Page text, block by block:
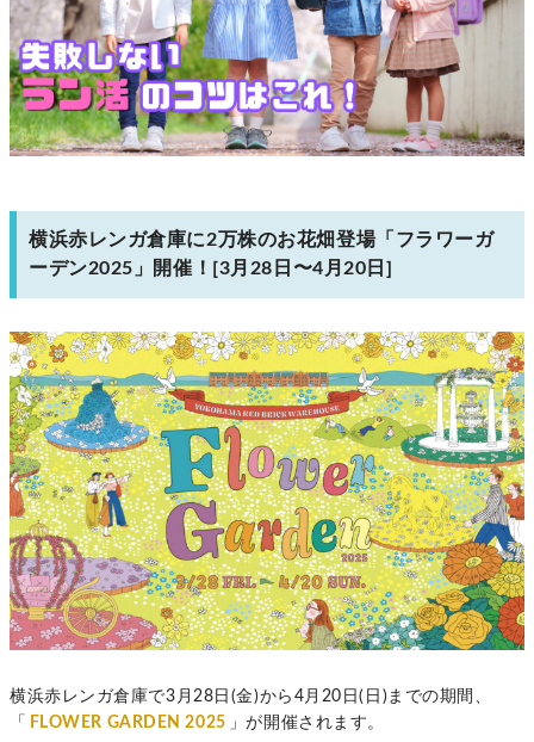
横浜赤レンガ倉庫に2万株のお花畑登場「フラワーガ
ーデン2025」開催！[3月28日〜4月20日]
横浜赤レンガ倉庫で3月28日(金)から4月20日(日)までの期間、
「
FLOWER GARDEN 2025 」が開催されます。